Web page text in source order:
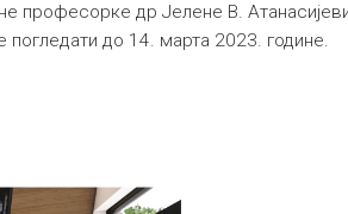
професорке др Јелене В.
до 14. марта 2023. године.